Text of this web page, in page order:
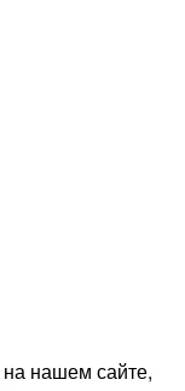
на нашем сайте,